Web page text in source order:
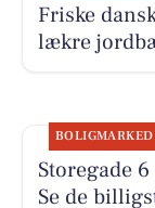
Friske
lækre
BOLIGMARKED
Storegade
Se de